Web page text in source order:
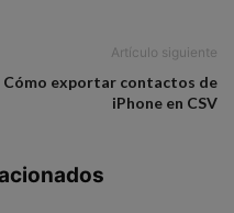
Artículo siguiente
Cómo exportar contactos de
iPhone en CSV